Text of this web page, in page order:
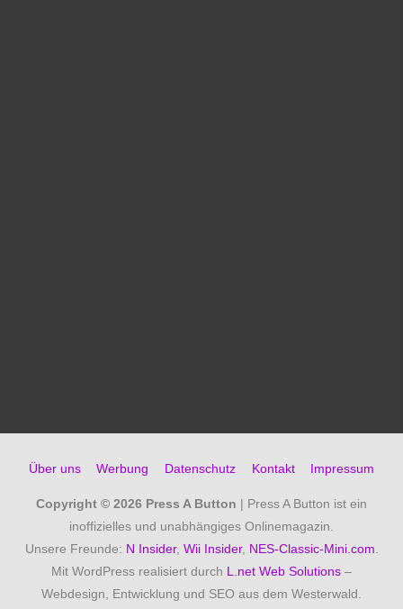
Über uns Werbung Datenschutz Kontakt Impressum
Copyright © 2026 Press A Button | Press A Button ist ein
inoffizielles und unabhängiges Onlinemagazin.
Unsere Freunde: N Insider, Wii Insider, NES-Classic-Mini.com
Mit WordPress realisiert durch
L.net Web Solutions –
Webdesign, Entwicklung und SEO aus dem Westerwald.